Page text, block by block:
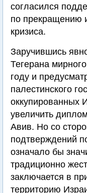
согласился
по прекращению
кризиса.
Заручившись
Тегерана
году и
палестинского
оккупированных
увеличить
Авив. Но со
подтверждений
означало бы
традиционно
заключается в
территорию